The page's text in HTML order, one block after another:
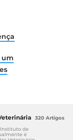
otitis-
um
de
é
320 Artigos